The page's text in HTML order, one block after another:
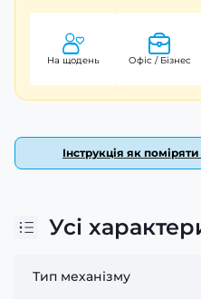
На щодень Офіс / Бізнес
Інструкція як
Усі
Тип механізму